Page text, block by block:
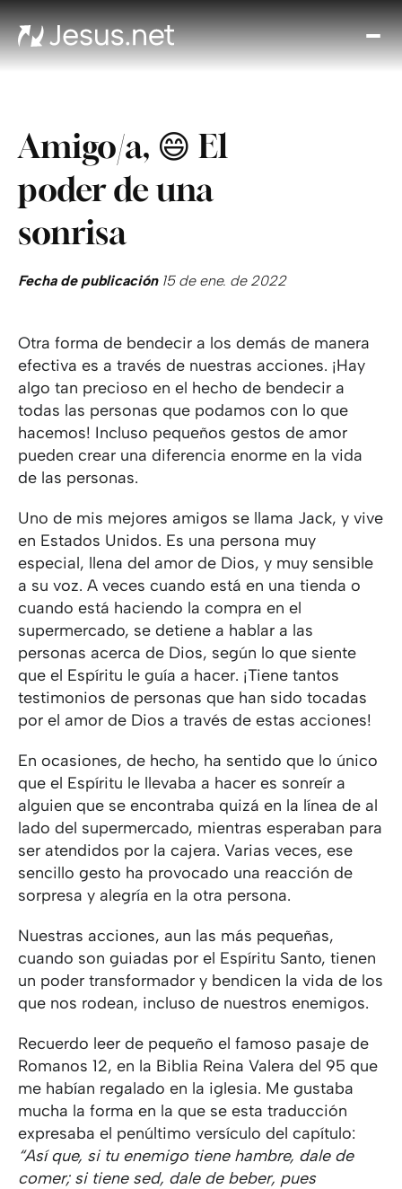
Amigo/a, 😄 El
poder de una
sonrisa
Fecha de publicación15 de ene. de 2022
Otra forma de bendecir a los demás de manera
efectiva es a través de nuestras acciones. ¡Hay
algo tan precioso en el hecho de bendecir a
todas las personas que podamos con lo que
hacemos! Incluso pequeños gestos de amor
pueden crear una diferencia enorme en la vida
de las personas.
Uno de mis mejores amigos se llama Jack, y vive
en Estados Unidos. Es una persona muy
especial, llena del amor de Dios, y muy sensible
a su voz. A veces cuando está en una tienda o
cuando está haciendo la compra en el
supermercado, se detiene a hablar a las
personas acerca de Dios, según lo que siente
que el Espíritu le guía a hacer. ¡Tiene tantos
testimonios de personas que han sido tocadas
por el amor de Dios a través de estas acciones!
En ocasiones, de hecho, ha sentido que lo único
que el Espíritu le llevaba a hacer es sonreír a
alguien que se encontraba quizá en la línea de al
lado del supermercado, mientras esperaban para
ser atendidos por la cajera. Varias veces, ese
sencillo gesto ha provocado una reacción de
sorpresa y alegría en la otra persona.
Nuestras acciones, aun las más pequeñas,
cuando son guiadas por el Espíritu Santo, tienen
un poder transformador y bendicen la vida de los
que nos rodean, incluso de nuestros enemigos.
Recuerdo leer de pequeño el famoso pasaje de
Romanos 12, en la Biblia Reina Valera del 95 que
me habían regalado en la iglesia. Me gustaba
mucha la forma en la que se esta traducción
expresaba el penúltimo versículo del capítulo:
“Así que, si tu enemigo tiene hambre, dale de
comer; si tiene sed, dale de beber, pues